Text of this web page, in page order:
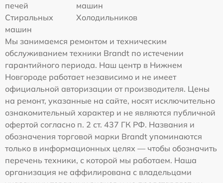
печей
машин
Стиральных
машин
Холодильников
Мы занимаемся ремонтом и техническим
обслуживанием техники Brandt по истечении
гарантийного периода. Наш центр в Нижнем
Новгороде работает независимо и не имеет
официальной авторизации от производителя. Цены
на ремонт, указанные на сайте, носят исключительно
ознакомительный характер и не являются публичной
офертой согласно п. 2 ст. 437 ГК РФ. Названия и
обозначения торговой марки Brandt упоминаются
только в информационных целях — чтобы обозначить
перечень техники, с которой мы работаем. Наша
организация не аффилирована с владельцами